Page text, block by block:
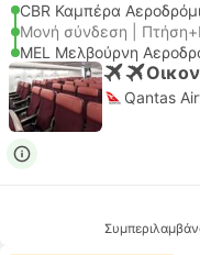
CBR Καμπέρα
Μονή σύνδεση |
MEL Μελβούρνη
Qantas